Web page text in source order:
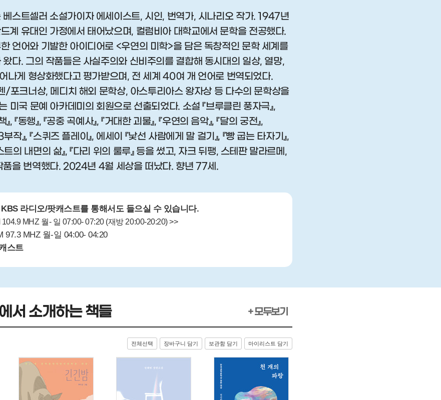
베스트셀러 소설가이자 에세이스트, 시인, 번역가, 시나리오 작가. 1947년
계 유대인 가정에서 태어났으며, 컬럼비아 대학교에서 문학을 전공했다.
언어와 기발한 아이디어로 <우연의 미학>을 담은 독창적인 문학 세계를
다. 그의 작품들은 사실주의와 신비주의를 결합해 동시대의 일상, 열망,
나게 형상화했다고 평가받으며, 전 세계 40여 개 언어로 번역되었다.
/포크너상, 메디치 해외 문학상, 아스투리아스 왕자상 등 다수의 문학상을
미국 문예 아카데미의 회원으로 선출되었다. 소설 『브루클린 풍자극』,
, 『동행』, 『공중 곡예사』, 『거대한 괴물』, 『우연의 음악』, 『달의 궁전』,
부작』, 『스퀴즈 플레이』, 에세이 『낯선 사람에게 말 걸기』, 『빵 굽는 타자기』,
트의 내면의 삶』, 『다리 위의 룰루』 등을 썼고, 자크 뒤팽, 스테판 말라르메,
품을 번역했다. 2024년 4월 세상을 떠났다. 향년 77세.
라디오/팟캐스트를 통해서도 들으실 수 있습니다.
MHZ 월- 일 07:00- 07:20 (재방 20:00-20:20) >>
97.3 MHZ 월-일 04:00- 04:20
스트
서 소개하는 책들 + 모두보기
전체선택 장바구니 담기 보관함 담기 마이리스트 담기